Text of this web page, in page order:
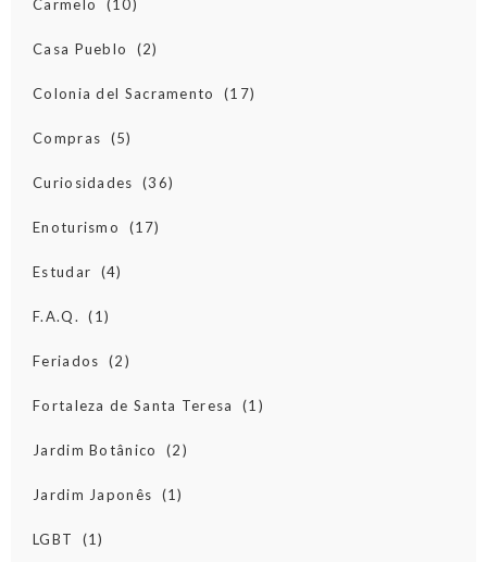
Carmelo (10)
Casa Pueblo (2)
Colonia del Sacramento (17)
Compras (5)
Curiosidades (36)
Enoturismo (17)
Estudar (4)
F.A.Q. (1)
Feriados (2)
Fortaleza de Santa Teresa (1)
Jardim Botânico (2)
Jardim Japonês (1)
LGBT (1)